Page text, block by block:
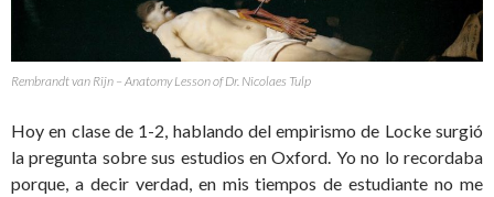
Rembrandt van Rijn – Anatomy Lesson of Dr. Nicolaes Tulp
Hoy en clase de 1-2, hablando del empirismo de Locke surgió
la pregunta sobre sus estudios en Oxford. Yo no lo recordaba
porque, a decir verdad, en mis tiempos de estudiante no me